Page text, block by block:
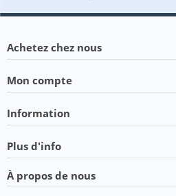
Achetez chez nous
Mon compte
Information
Plus d'info
À propos de nous